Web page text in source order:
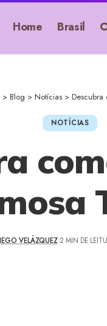
Home Brasil
> Blog > Notícias>
NOTÍCIAS
VELÁZQUEZ 2 MIN DE